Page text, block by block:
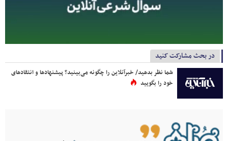
در بحث مشارکت کنید
شما نظر بدهید/ خبرآنلاین را چگونه می‌بینید؟ پیشنهادها و انتقادهای
خود را بگویید